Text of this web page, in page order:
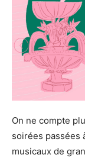
On ne compte
soirées passées
musicaux de